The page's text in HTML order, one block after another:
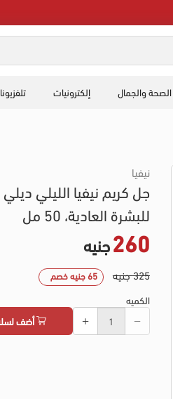
الصحة والجمال إلكترونيات
نيفيا
جل كريم نيفيا الليلي
للبشرة العادية، 50 مل
260جنيه
325 جنيه 65 جنيه خصم
الكميه
أضف لسلة المشتريات